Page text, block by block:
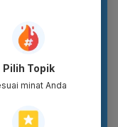
Pilih Topik
minat Anda